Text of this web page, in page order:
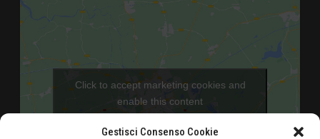
Gestisci Consenso Cookie
Click to accept marketing cookies and
enable this content